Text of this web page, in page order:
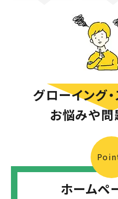
グローイング
お悩みや問
ホームペ